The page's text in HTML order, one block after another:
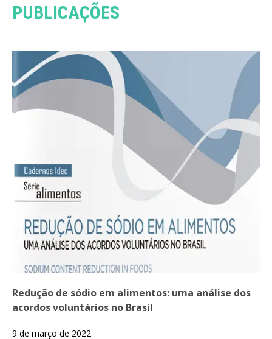
PUBLICAÇÕES
Redução de sódio em alimentos: uma análise dos
acordos voluntários no Brasil
9 de março de 2022